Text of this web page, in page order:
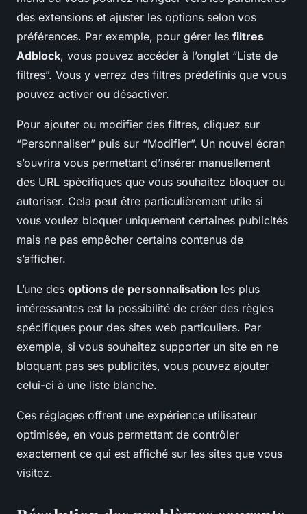
des extensions et ajuster les options selon vos
préférences. Par exemple, pour gérer les filtres
Adblock, vous pouvez accéder à l’onglet “Liste de
filtres”. Vous y verrez des filtres prédéfinis que vous
pouvez activer ou désactiver.
Pour ajouter ou modifier des filtres, cliquez sur
“Personnaliser” puis sur “Modifier”. Un nouvel écran
s’ouvrira vous permettant d’insérer manuellement
des URL spécifiques que vous souhaitez bloquer ou
autoriser. Cela peut être particulièrement utile si
vous voulez bloquer uniquement certaines publicités
mais ne pas empêcher certains contenus de
s’afficher.
L’une des options de personnalisation les plus
intéressantes est la possibilité de créer des règles
spécifiques pour des sites web particuliers. Par
exemple, si vous souhaitez supporter un site en ne
bloquant pas ses publicités, vous pouvez ajouter
celui-ci à une liste blanche.
Ces réglages offrent une expérience utilisateur
optimisée, en vous permettant de contrôler
exactement ce qui est affiché sur les sites que vous
visitez.